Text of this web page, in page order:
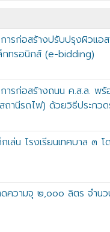
ารก่อสร้างปรับปรุงผิวแ
กทรอนิกส์ (e-bidding)
ารก่อสร้างถนน ค.ส.ล.
ถานีรถไฟ) ด้วยวิธีประกว
ล่น โรงเรียนเทศบาล ๓ โด
ความจุ ๒,๐๐๐ ลิตร จำนว